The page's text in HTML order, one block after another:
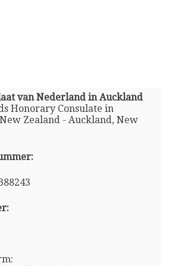
van Nederland in Auckland
Honorary Consulate in
Zealand - Auckland, New